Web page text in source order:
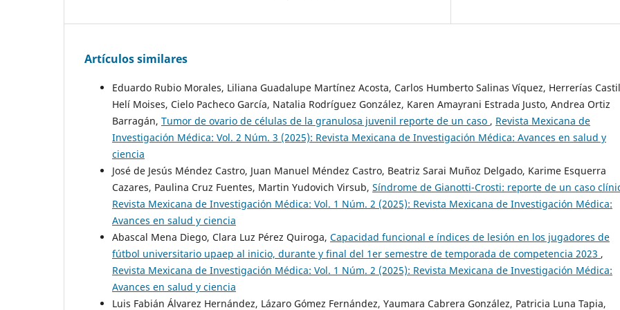
Artículos similares
Eduardo Rubio Morales, Liliana Guadalupe Martínez Acosta, Carlos Humberto Salinas Víquez, Herrerías
Helí Moises, Cielo Pacheco García, Natalia Rodríguez González, Karen Amayrani Estrada Justo, Andrea Ortiz
Barragán, Tumor de ovario de células de la granulosa juvenil reporte de un caso , Revista Mexicana de
Investigación Médica: Vol. 2 Núm. 3 (2025): Revista Mexicana de Investigación Médica: Avances en salud y
ciencia
José de Jesús Méndez Castro, Juan Manuel Méndez Castro, Beatriz Sarai Muñoz Delgado, Karime Esquerra
Cazares, Paulina Cruz Fuentes, Martin Yudovich Virsub, Síndrome de Gianotti-Crosti: reporte de un caso
Revista Mexicana de Investigación Médica: Vol. 1 Núm. 2 (2025): Revista Mexicana de Investigación Médica:
Avances en salud y ciencia
Abascal Mena Diego, Clara Luz Pérez Quiroga, Capacidad funcional e índices de lesión en los jugadores de
fútbol universitario upaep al inicio, durante y final del 1er semestre de temporada de competencia 2023 ,
Revista Mexicana de Investigación Médica: Vol. 1 Núm. 2 (2025): Revista Mexicana de Investigación Médica:
Avances en salud y ciencia
Luis Fabián Álvarez Hernández, Lázaro Gómez Fernández, Yaumara Cabrera González, Patricia Luna Tapia,